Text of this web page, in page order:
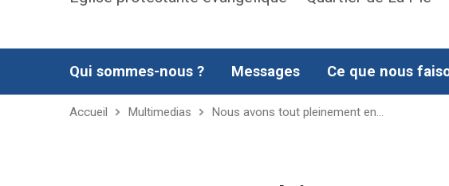
Qui sommes-nous ? Messages Ce que nous
Accueil Multimedias Nous avons tout pleinement en…